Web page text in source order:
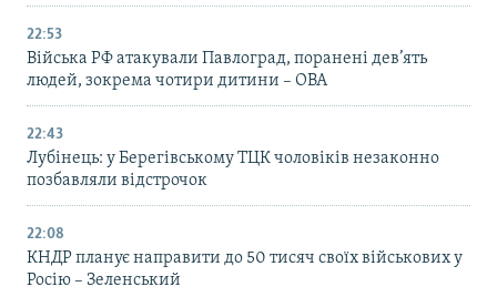
22:53
Війська РФ атакували Павлоград, поранені дев’ять
людей, зокрема чотири дитини – ОВА
22:43
Лубінець: у Берегівському ТЦК чоловіків незаконно
позбавляли відстрочок
22:08
КНДР планує направити до 50 тисяч своїх військових у
Росію – Зеленський